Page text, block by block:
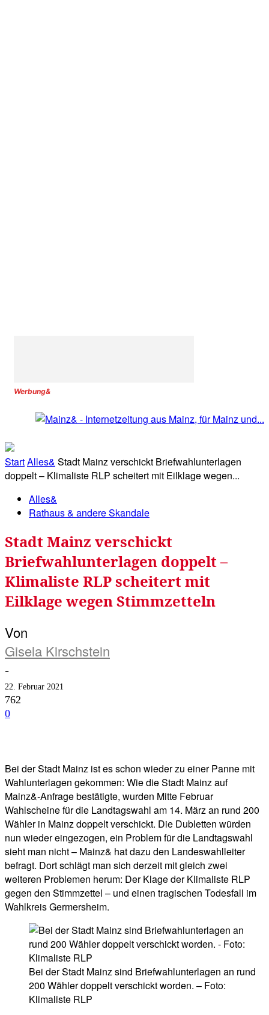
Werbung&
StartAlles& Stadt Mainz verschickt Briefwahlunterlagen
doppelt – Klimaliste RLP scheitert mit Eilklage wegen...
Alles&
Rathaus & andere Skandale
Stadt Mainz verschickt
Briefwahlunterlagen doppelt –
Klimaliste RLP scheitert mit
Eilklage wegen Stimmzetteln
Von
Gisela Kirschstein
-
22. Februar 2021
762
0
Bei der Stadt Mainz ist es schon wieder zu einer Panne mit
Wahlunterlagen gekommen: Wie die Stadt Mainz auf
Mainz&-Anfrage bestätigte, wurden Mitte Februar
Wahlscheine für die Landtagswahl am 14. März an rund 200
Wähler in Mainz doppelt verschickt. Die Dubletten würden
nun wieder eingezogen, ein Problem für die Landtagswahl
sieht man nicht – Mainz& hat dazu den Landeswahlleiter
befragt. Dort schlägt man sich derzeit mit gleich zwei
weiteren Problemen herum: Der Klage der Klimaliste RLP
gegen den Stimmzettel – und einen tragischen Todesfall im
Wahlkreis Germersheim.
Bei der Stadt Mainz sind Briefwahlunterlagen an rund
200 Wähler doppelt verschickt worden. – Foto:
Klimaliste RLP